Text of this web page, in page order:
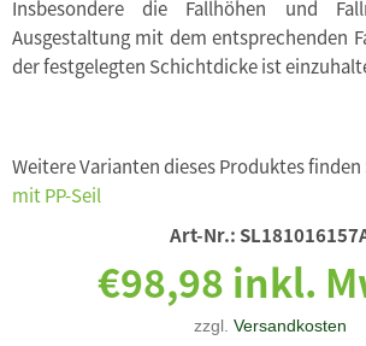
Insbesondere die Fallhöhen und
Ausgestaltung mit dem entsprechenden
der festgelegten Schichtdicke ist
Weitere Varianten dieses Produktes finden
mit PP-Seil
Art-Nr.:
€98,98 inkl.
zzgl. Versandkosten